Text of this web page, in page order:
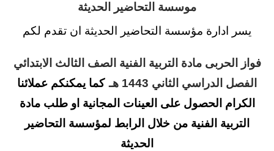
موسسة التحاضير الحديثة
يسر ادارة مؤسسة التحاضير الحديثة ان تقدم لكم
فواز الحربى مادة التربية الفنية الصف الثالث الابتدائي
الفصل الدراسي الثاني 1443 هـ
كما يمكنكم عملائنا
الكرام الحصول على العينات المجانية او طلب مادة
التربية الفنية من خلال الرابط لمؤسسة التحاضير
الحديثة